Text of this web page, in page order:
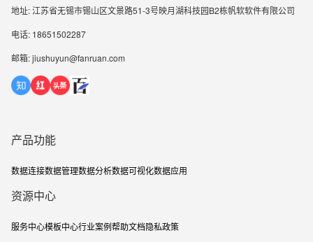
地址: 江苏省无锡市锡山区文景路51-3号映月湖科技园B2栋帆软软件有限公司
电话: 18651502287
邮箱: jiushuyun@fanruan.com
产品功能
数据连接数据管理数据分析数据可视化数据应用
资源中心
服务中心模板中心行业案例帮助文档隐私政策